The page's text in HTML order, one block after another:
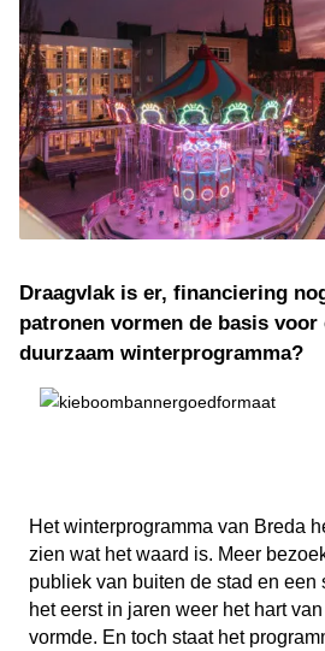
Draagvlak is er, financiering
patronen vormen de basis
duurzaam winterprogramma?
Het winterprogramma van Breda
zien wat het waard is. Meer
publiek van buiten de stad en een
het eerst in jaren weer het hart
vormde. En toch staat het